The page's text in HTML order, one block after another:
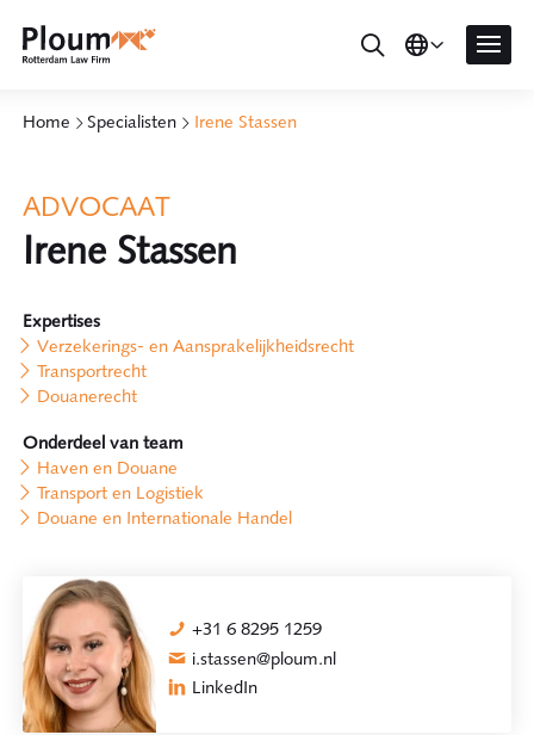
Home Specialisten Irene Stassen
ADVOCAAT
Irene Stassen
Expertises
Verzekerings- en Aansprakelijkheidsrecht
Transportrecht
Douanerecht
Onderdeel van team
Haven en Douane
Transport en Logistiek
Douane en Internationale Handel
+31 6 8295 1259
i.stassen@ploum.nl
LinkedIn